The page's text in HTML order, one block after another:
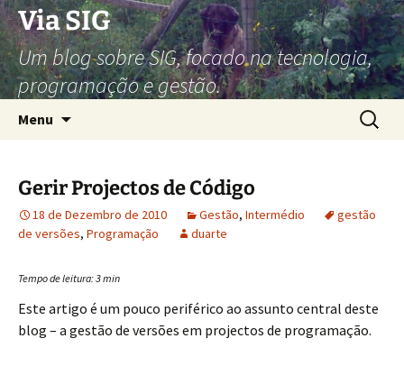
Via SIG
Um blog sobre SIG, focado na tecnologia,
programação e gestão.
Menu
por:
Gerir Projectos de Código
18 de Dezembro de 2010 Gestão, Intermédio
gestão
de versões, Programação duarte
Tempo de leitura:3min
Este artigo é um pouco periférico ao assunto central deste
blog – a gestão de versões em projectos de programação.